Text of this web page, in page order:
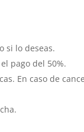
si lo deseas.
pago del 50%.
En caso de